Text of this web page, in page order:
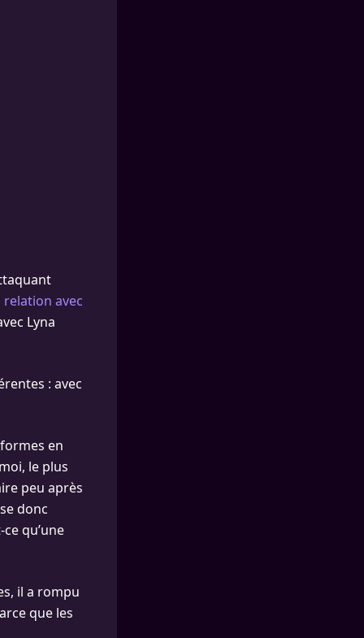
relation avec
Lyna
: avec
en
le plus
peu après
donc
qu’une
il a rompu
que les